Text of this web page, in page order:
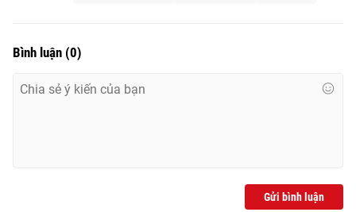
Bình luận (0)
Gửi bình luận